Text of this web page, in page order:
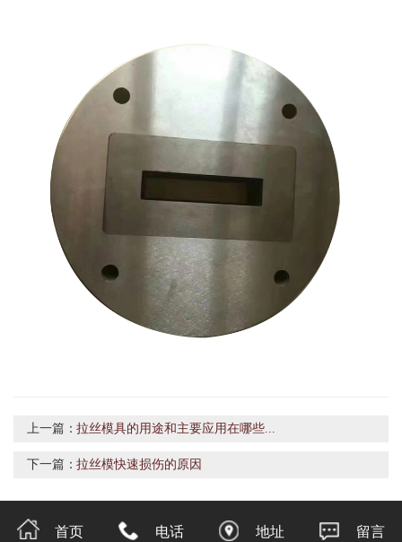
上一篇：拉丝模具的用途和主要应用在哪些...
下一篇：拉丝模快速损伤的原因
首页 电话 地址 留言